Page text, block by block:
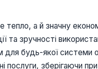
тепло, а й значну
та зручності
для будь-якої системи
послуги, зберігаючи